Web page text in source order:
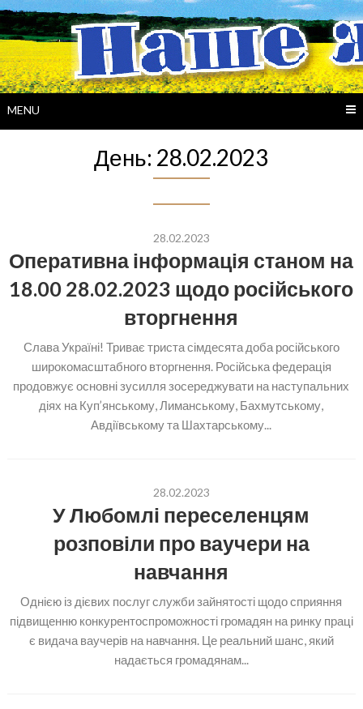
Skip
to
content
MENU
День: 28.02.2023
28.02.2023
Оперативна інформація станом на
18.00 28.02.2023 щодо російського
вторгнення
Слава Україні! Триває триста сімдесята доба російського
широкомасштабного вторгнення. Російська федерація
продовжує основні зусилля зосереджувати на наступальних
діях на Куп’янському, Лиманському, Бахмутському,
Авдіївському та Шахтарському...
28.02.2023
У Любомлі переселенцям
розповіли про ваучери на
навчання
Однією із дієвих послуг служби зайнятості щодо сприяння
підвищенню конкурентоспроможності громадян на ринку праці
є видача ваучерів на навчання. Це реальний шанс, який
надається громадянам...